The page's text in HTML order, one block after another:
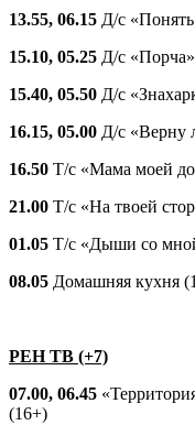
13.55, 06.15 Д/с
15.10, 05.25 Д/с
15.40, 05.50 Д/с
16.15, 05.00 Д/с «Верну
16.50 Т/с «Мама моей
21.00 Т/с «На твоей
01.05 Т/с «Дыши со
08.05 Домашняя кухня
РЕН ТВ (+7)
07.00, 06.45
(16+)